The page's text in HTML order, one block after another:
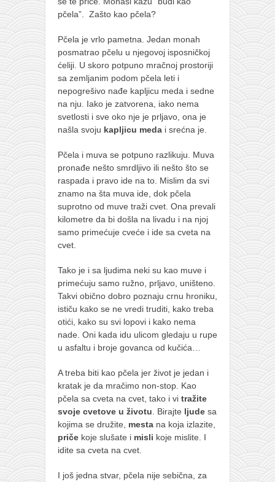
Okinava karate
najnovije na blogu
moje beleške
istorija karatea
bubishi
kihon
naihanchi
kushanku
passai
temashiwari
kobudo
nunchaku
bo
tonfa
sai
timbei rochin
tsunami dojo
program
snimci nastupa
galerija kluba
članarina
kontakt
besplatna e-knjiga
pčela”. Zašto kao pčela?
Pčela je vrlo pametna. Jedan monah
posmatrao pčelu u njegovoj isposničkoj
ćeliji. U skoro potpuno mračnoj prostoriji
sa zemljanim podom pčela leti i
nepogrešivo nađe kapljicu meda i sedne
na nju. Iako je zatvorena, iako nema
svetlosti i sve oko nje je prljavo, ona je
našla svoju kapljicu meda i srećna je.
Pčela i muva se potpuno razlikuju. Muva
pronađe nešto smrdljivo ili nešto što se
raspada i pravo ide na to. Mislim da svi
znamo na šta muva ide, dok pčela
suprotno od muve traži cvet. Ona prevali
kilometre da bi došla na livadu i na njoj
samo primećuje cveće i ide sa cveta na
cvet.
Tako je i sa ljudima neki su kao muve i
primećuju samo ružno, prljavo, uništeno.
Takvi obično dobro poznaju crnu hroniku,
ističu kako se ne vredi truditi, kako treba
otići, kako su svi lopovi i kako nema
nade. Oni kada idu ulicom gledaju u rupe
u asfaltu i broje govanca od kučića…
A treba biti kao pčela jer život je jedan i
kratak je da mračimo non-stop. Kao
pčela sa cveta na cvet, tako i vi tražite
svoje cvetove u životu . Birajte ljude sa
kojima se družite, mesta na koja izlazite,
priče koje slušate i misli koje mislite. I
idite sa cveta na cvet.
I još jedna stvar, pčela nije sebična, za